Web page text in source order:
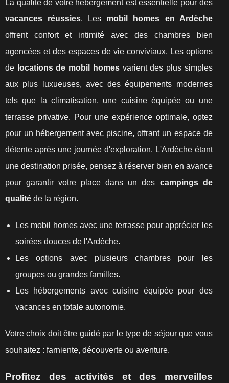
La qualité de votre hébergement est essentielle pour des
vacances réussies. Les mobil homes en Ardèche
offrent confort et intimité avec des chambres bien
agencées et des espaces de vie conviviaux. Les options
de locations de mobil homesvarient des plus simples
aux plus luxueuses, avec des équipements modernes
tels que la climatisation, une cuisine équipée ou une
terrasse privative. Pour une expérience optimale, optez
pour un hébergement avec piscine, offrant un espace de
détente après une journée d'exploration. L'Ardèche étant
une destination prisée, pensez à réserver bien en avance
pour garantir votre place dans un des campings de
qualité de la région.
Les mobil homes avec une terrasse pour apprécier les
soirées douces de l'Ardèche.
Les options avec plusieurs chambres pour les
groupes ou grandes familles.
Les hébergements avec cuisine équipée pour des
vacances en totale autonomie.
Votre choix doit être guidé par le type de séjour que vous
souhaitez : farniente, découverte ou aventure.
Profitez des activités et des merveilles